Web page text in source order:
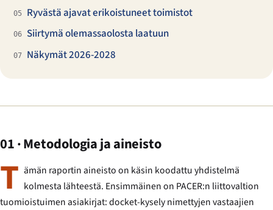
05 Ryvästä ajavat erikoistuneet toimistot
06 Siirtymä olemassaolosta laatu​un
07 Näkymät 2026-2028
01 · Metodologia ja aineisto
T ämän raportin aineisto on käsin koodattu yhdistelmä
kolmesta lähteestä. Ensimmäinen on PACER:n liittovaltion
tuomioistuimen asiakirjat: docket-kysely nimettyjen vastaajien